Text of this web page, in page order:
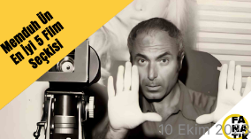
10 Ekim 2023